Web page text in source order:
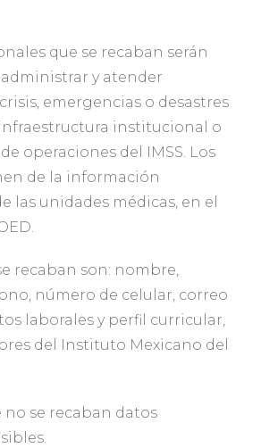
que se recaban serán
y atender
emergencias o desastres
institucional o
operaciones del IMSS. Los
de la información
las unidades médicas, en el
recaban son: nombre,
número de celular, correo
laborales y perfil curricular,
del Instituto Mexicano del
no se recaban datos